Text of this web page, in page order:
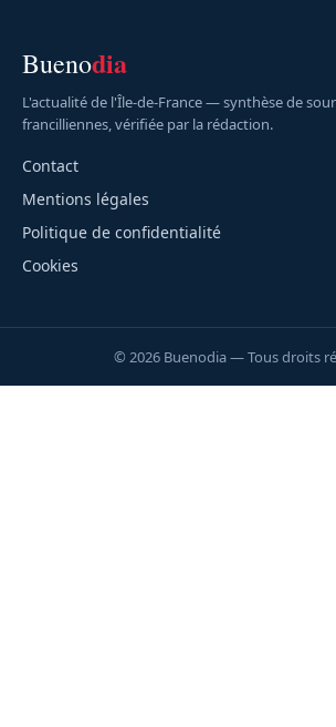
Buenodia
L'actualité de l'Île-de-France — synthèse de
francilliennes, vérifiée par la rédaction.
Contact
Mentions légales
Politique de confidentialité
Cookies
© 2026 Buenodia — Tous droits